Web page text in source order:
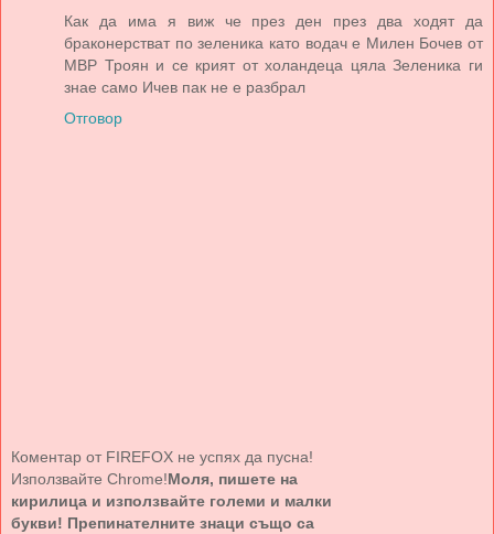
Как да има я виж че през ден през два ходят да
браконерстват по зеленика като водач е Милен Бочев от
МВР Троян и се крият от холандеца цяла Зеленика ги
знае само Ичев пак не е разбрал
Отговор
Коментар от FIREFOX не успях да пусна!
Използвайте Chrome!Моля, пишете на
кирилица и използвайте големи и малки
букви! Препинателните знаци също са